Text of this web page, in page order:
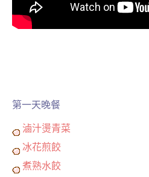
第一天晚餐
滷汁燙青菜
冰花煎餃
煮熟水餃